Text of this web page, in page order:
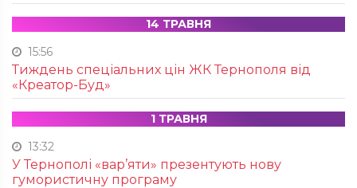
14 ТРАВНЯ
15:56
Тиждень спеціальних цін ЖК Тернополя від
«Креатор-Буд»
1 ТРАВНЯ
13:32
У Тернополі «вар’яти» презентують нову
гумористичну програму